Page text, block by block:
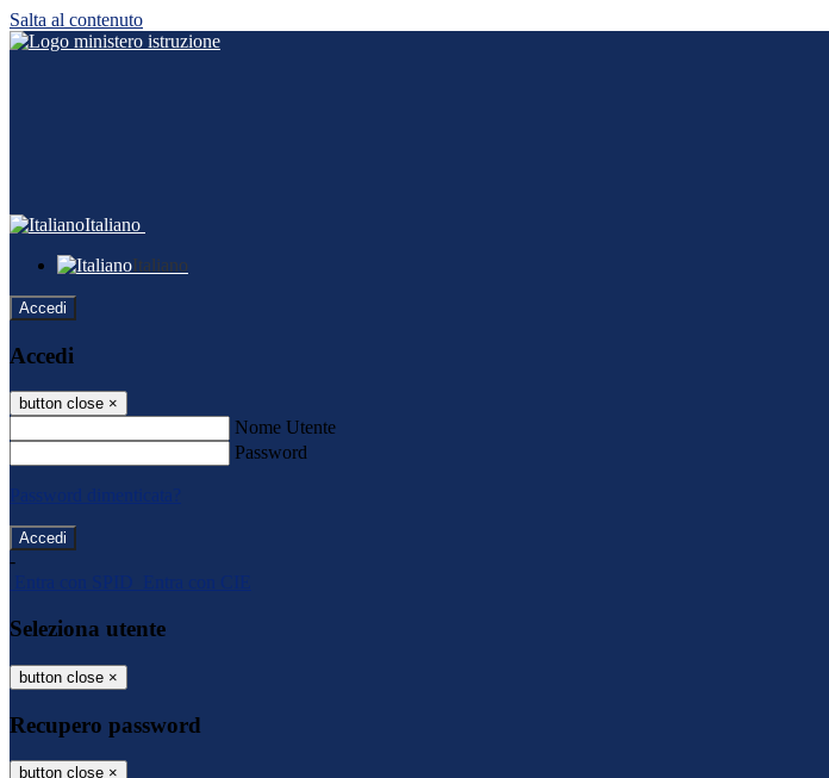
Salta al contenuto
Italiano
Italiano
Accedi
Accedi
button close ×
Nome Utente
Password
Password dimenticata?
-
Entra con SPID
Entra con CIE
Seleziona utente
button close ×
Recupero password
button close ×